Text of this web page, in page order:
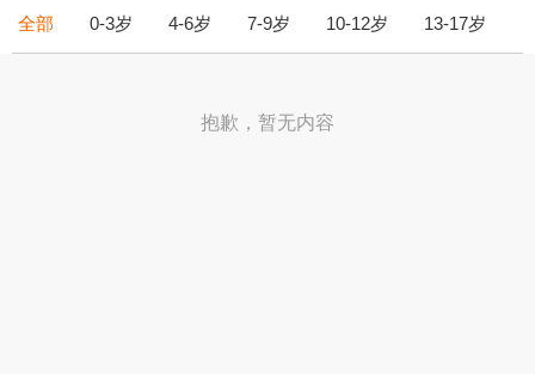
全部 0-3岁 4-6岁 7-9岁 10-12岁 13-17岁
抱歉，暂无内容